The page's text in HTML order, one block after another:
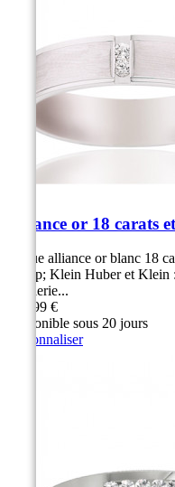
Alliance or 18 carats
Bague alliance or blanc 18
&amp; Klein Huber et Klein
Joaillerie...
899,99 €
Disponible sous 20 jours
Personnaliser